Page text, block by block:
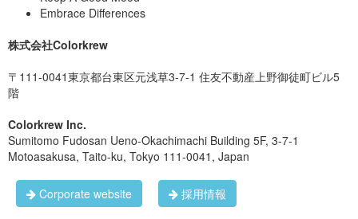
懇親会の様子
テーブルを囲ってみんなで乾杯！！
前回のハンバーガーにつづき、今回は万かつサンドを提供させ
ていただきました。
Database 取締役，株式会社Media Index 取締役)を経
験した後、StartupWeekendTokyo発のサービス「ただ
プログラミングコンクールで数々の賞を受賞。
スト制作会社に成長する。
帰国後は外資コンサル・金融・大手SIerでキャリアを積
んだ後に国内でも東京の他、京都や筑波にて会社を立ち
2010年にシリコンバレーに移り、iPhoneアプリ開発を中
Embrace Differences
株式会社Colorkrew
〒111-0041東京都台東区元浅草3-7-1 住友不動産上野御徒町ビル5
階
Colorkrew Inc.
Sumitomo Fudosan Ueno-Okachimachi Building 5F, 3-7-1
Motoasakusa, Taito-ku, Tokyo 111-0041, Japan
Corporate website 採用情報